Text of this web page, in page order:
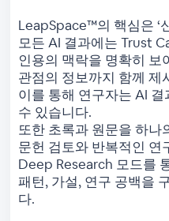
LeapSpace™의 핵심은 ‘
모든 AI 결과에는 Trust
인용의 맥락을 명확히 보
관점의 정보까지 함께 제
이를 통해 연구자는 AI
수 있습니다.
또한 초록과 원문을 하나
문헌 검토와 반복적인 연
Deep Research 모드를
패턴, 가설, 연구 공백을
다.